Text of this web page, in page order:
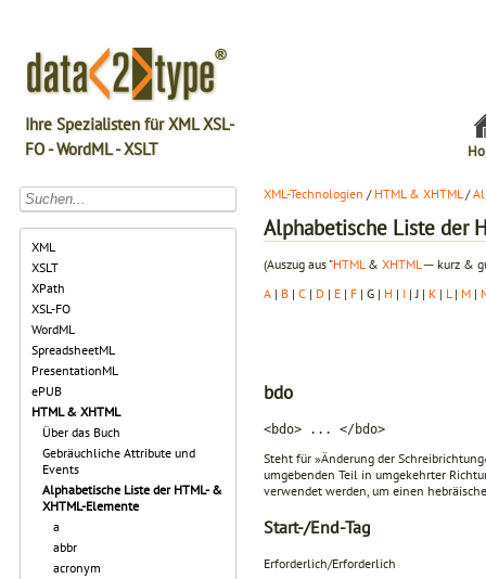
Ihre Spezialisten für XML XSL-
FO - WordML - XSLT
XML
XSLT
XPath
XSL-FO
WordML
SpreadsheetML
PresentationML
ePUB
HTML & XHTML
Über das Buch
Gebräuchliche Attribute und
Events
Alphabetische Liste der HTML- &
XHTML-Elemente
a
abbr
acronym
XML-Technologien / HTML & XHTML/
Alphabetische Liste der
(Auszug aus "HTML & XHTML ─ kurz &
A | B | C | D | E | F | G | H | I | J | K | L | M |
bdo
<bdo> ... </bdo>
Steht für »Änderung der
umgebenden Teil in umgekehrter
verwendet werden, um einen
Start-/End-Tag
Erforderlich/Erforderlich